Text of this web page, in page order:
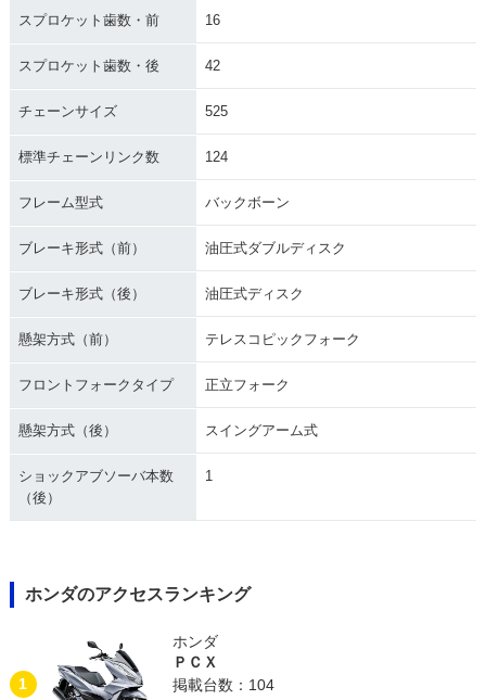
スプロケット歯数・前 16
スプロケット歯数・後 42
チェーンサイズ 525
標準チェーンリンク数 124
フレーム型式 バックボーン
ブレーキ形式（前） 油圧式ダブルディスク
ブレーキ形式（後） 油圧式ディスク
懸架方式（前） テレスコピックフォーク
フロントフォークタイプ 正立フォーク
懸架方式（後） スイングアーム式
ショックアブソーバ本数
（後）
1
ホンダのアクセスランキング
1
ホンダ
ＰＣＸ
掲載台数：104